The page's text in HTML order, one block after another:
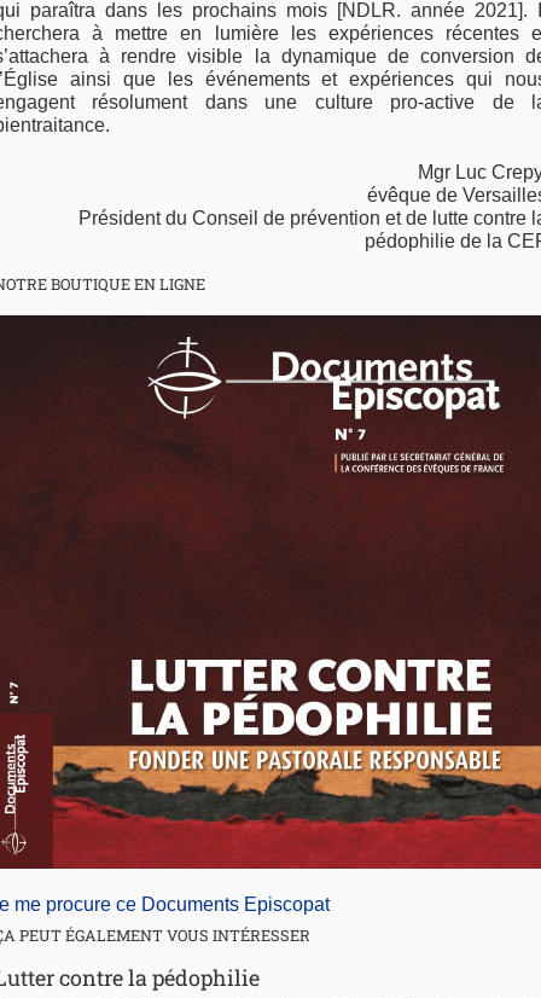
paraîtra dans les prochains mois [NDLR. année 2021].
à mettre en lumière les expériences récentes
à rendre visible la dynamique de conversion
ainsi que les événements et expériences qui
résolument dans une culture pro-active de
Mgr Luc
évêque de
Président du Conseil de prévention et de lutte contre
pédophilie de la
BOUTIQUE EN LIGNE
me procure ce Documents Episcopat
PEUT ÉGALEMENT VOUS INTÉRESSER
contre la pédophilie